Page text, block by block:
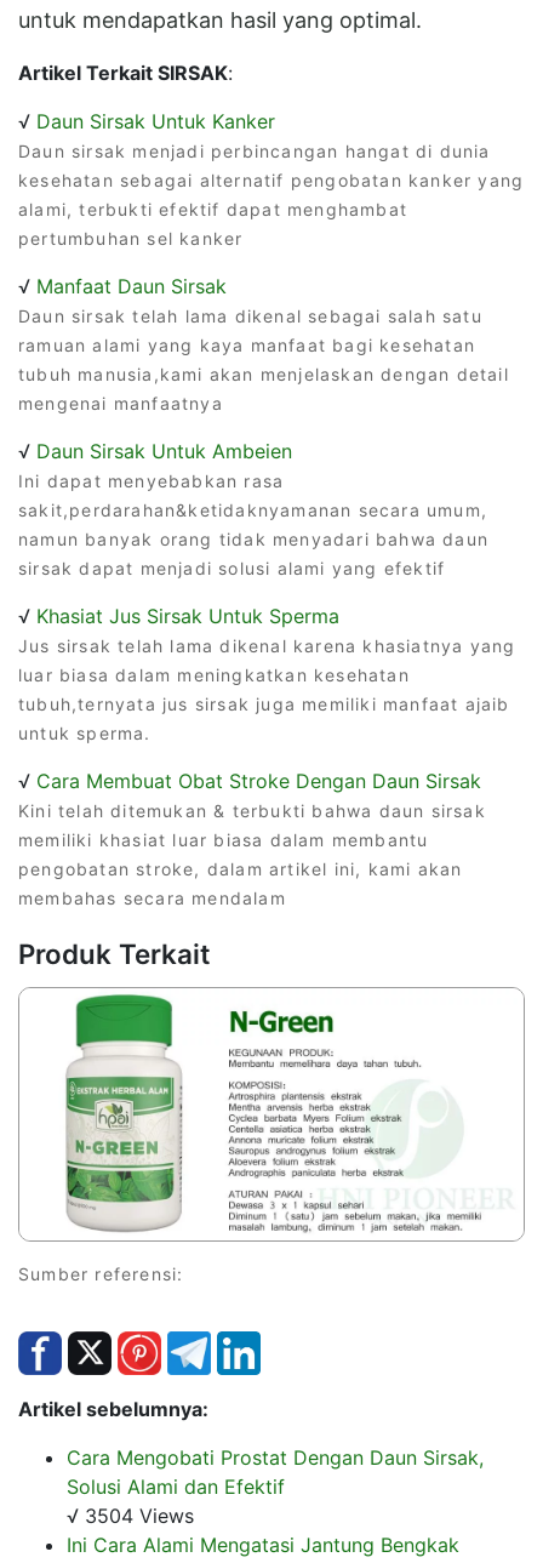
untuk mendapatkan hasil yang optimal.
Artikel Terkait SIRSAK:
√ Daun Sirsak Untuk Kanker
Daun sirsak menjadi perbincangan hangat di dunia
kesehatan sebagai alternatif pengobatan kanker yang
alami, terbukti efektif dapat menghambat
pertumbuhan sel kanker
√ Manfaat Daun Sirsak
Daun sirsak telah lama dikenal sebagai salah satu
ramuan alami yang kaya manfaat bagi kesehatan
tubuh manusia,kami akan menjelaskan dengan detail
mengenai manfaatnya
√ Daun Sirsak Untuk Ambeien
Ini dapat menyebabkan rasa
sakit,perdarahan&ketidaknyamanan secara umum,
namun banyak orang tidak menyadari bahwa daun
sirsak dapat menjadi solusi alami yang efektif
√ Khasiat Jus Sirsak Untuk Sperma
Jus sirsak telah lama dikenal karena khasiatnya yang
luar biasa dalam meningkatkan kesehatan
tubuh,ternyata jus sirsak juga memiliki manfaat ajaib
untuk sperma.
√ Cara Membuat Obat Stroke Dengan Daun Sirsak
Kini telah ditemukan & terbukti bahwa daun sirsak
memiliki khasiat luar biasa dalam membantu
pengobatan stroke, dalam artikel ini, kami akan
membahas secara mendalam
Produk Terkait
Sumber referensi:
Artikel sebelumnya:
Cara Mengobati Prostat Dengan Daun Sirsak,
Solusi Alami dan Efektif
√ 3504 Views
Ini Cara Alami Mengatasi Jantung Bengkak